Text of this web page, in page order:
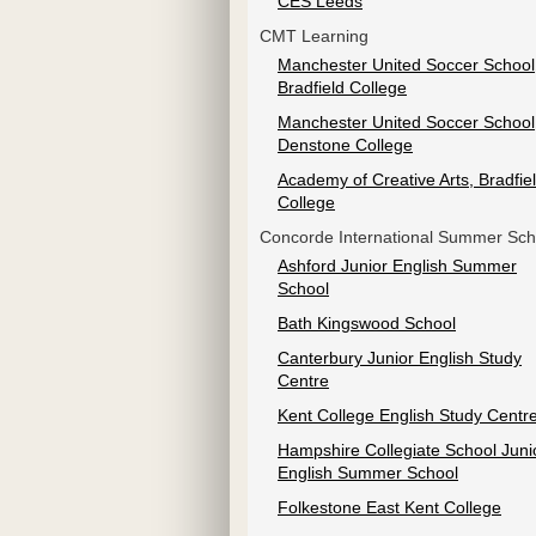
CMT Learning
Manchester United Soccer School,
Bradfield Сollege
Manchester United Soccer School,
Denstone Сollege
Academy of Creative Arts,
Сollege
Concorde International Summer
Ashford Junior English Summer
School
Bath Kingswood School
Canterbury Junior English Study
Centre
Kent College English Study
Hampshire Collegiate School
English Summer School
Folkestone East Kent College